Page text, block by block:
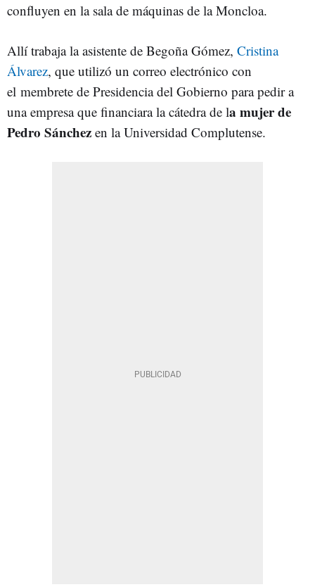
confluyen en la sala de máquinas de la Moncloa.
Allí trabaja la asistente de Begoña Gómez, Cristina
Álvarez, que utilizó un correo electrónico con
el membrete de Presidencia del Gobierno para pedir a
una empresa que financiara la cátedra de la mujer de
Pedro Sánchez en la Universidad Complutense.